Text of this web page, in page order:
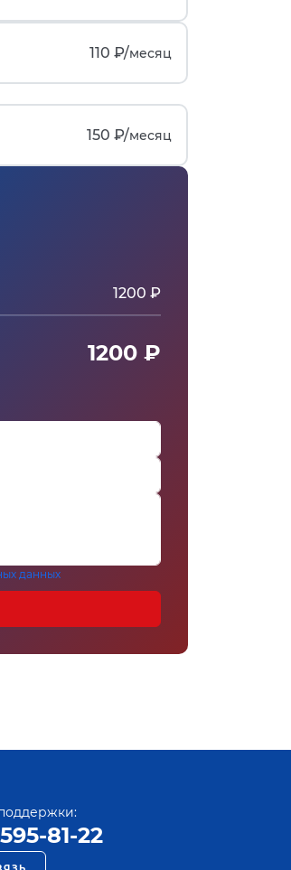
110 ₽/месяц
150 ₽/месяц
1200 ₽
1200 ₽
данных
81-22